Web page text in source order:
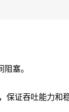
塞。
保证吞吐能力和